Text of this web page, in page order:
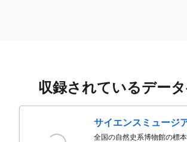
収録されているデー
サイエンスミュージ
全国の自然史系博物館の標